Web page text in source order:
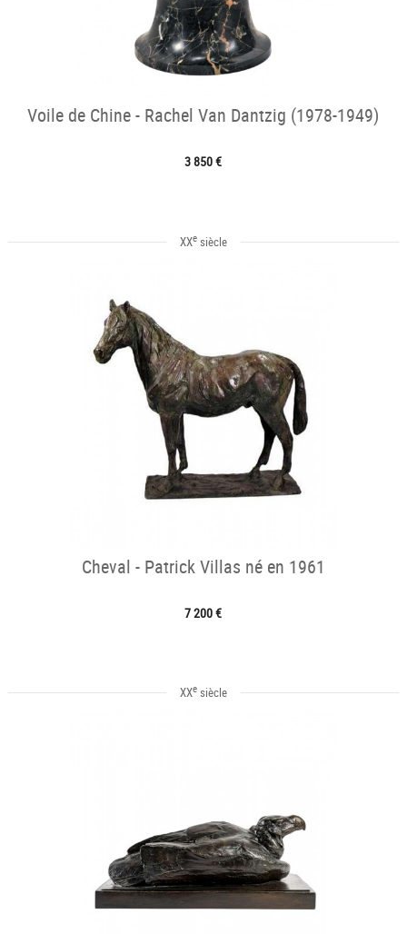
Voile de Chine - Rachel Van Dantzig (1978-1949)
3 850 €
XXesiècle
Cheval - Patrick Villas né en 1961
7 200 €
XXesiècle